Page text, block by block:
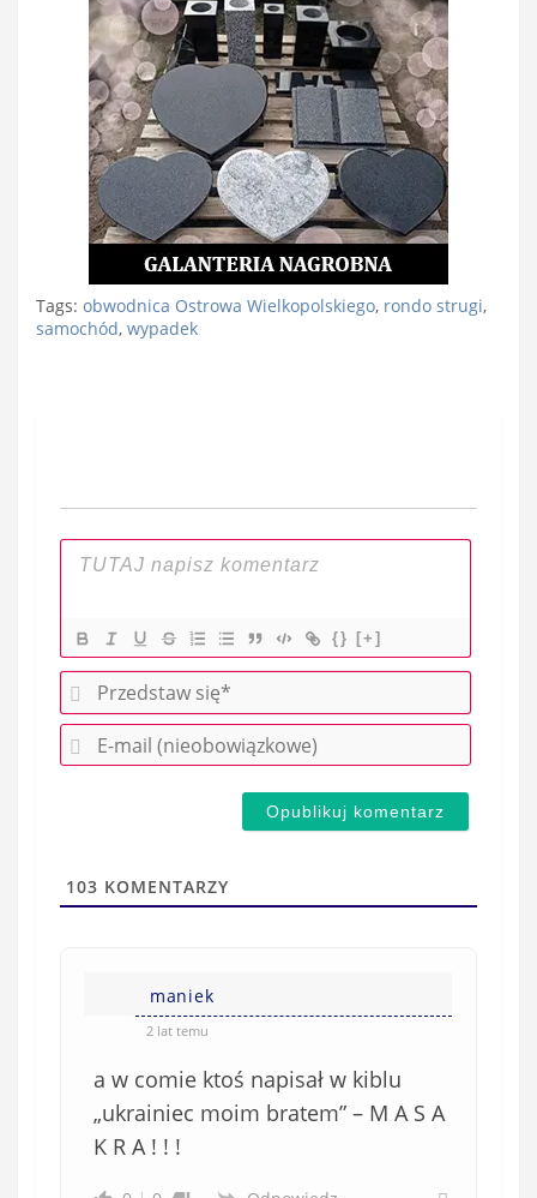
Tags: obwodnica Ostrowa Wielkopolskiego, rondo strugi,
samochód, wypadek
{} [+]
P
r
e
w
E
-
(
103 KOMENTARZY
maniek
2 lat temu
a w comie ktoś napisał w kiblu
„ukrainiec moim bratem” – M A S A
K R A ! ! !